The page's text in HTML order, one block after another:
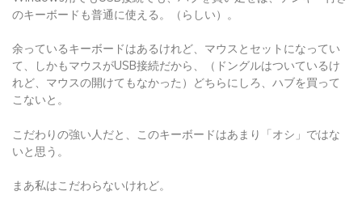
のキーボードも普通に使える。（らしい）。
余っているキーボードはあるけれど、マウスとセットになってい
て、しかもマウスがUSB接続だから、（ドングルはついているけ
れど、マウスの開けてもなかった）どちらにしろ、ハブを買って
こないと。
こだわりの強い人だと、このキーボードはあまり「オシ」ではな
いと思う。
まあ私はこだわらないけれど。